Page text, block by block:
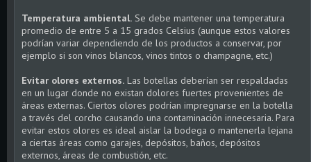
Temperatura ambiental. Se debe mantener una temperatura
promedio de entre 5 a 15 grados Celsius (aunque estos valores
podrían variar dependiendo de los productos a conservar, por
ejemplo si son vinos blancos, vinos tintos o champagne, etc.)
Evitar olores externos. Las botellas deberían ser respaldadas
en un lugar donde no existan dolores fuertes provenientes de
áreas externas. Ciertos olores podrían impregnarse en la botella
a través del corcho causando una contaminación innecesaria. Para
evitar estos olores es ideal aislar la bodega o mantenerla lejana
a ciertas áreas como garajes, depósitos, baños, depósitos
externos, áreas de combustión, etc.